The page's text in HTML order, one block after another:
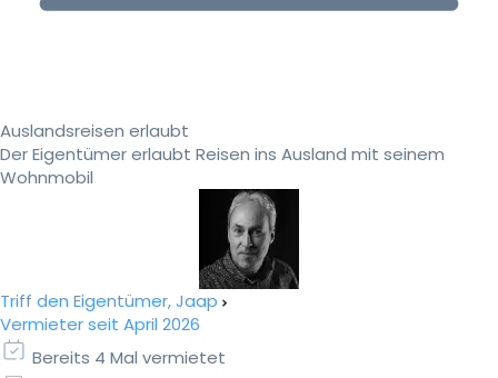
Auslandsreisen erlaubt
Der Eigentümer erlaubt Reisen ins Ausland mit seinem
Wohnmobil
Triff den Eigentümer, Jaap
Vermieter seit April 2026
Bereits 4 Mal vermietet